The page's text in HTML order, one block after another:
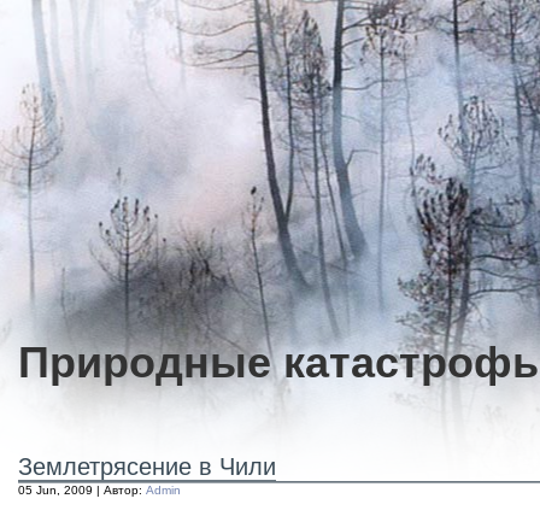
Природные
Землетрясение в Чили
05 Jun, 2009 | Автор: Admin